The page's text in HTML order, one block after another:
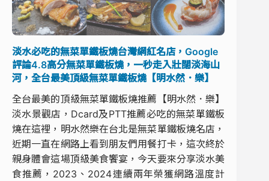
淡水必吃的無菜單鐵板燒台灣網紅名店，Google
評論4.8高分無菜單鐵板燒，一秒走入壯闊淡海山
河，全台最美頂級無菜單鐵板燒【明水然．樂】
全台最美的頂級無菜單鐵板燒推薦【明水然．樂】
淡水景觀店，Dcard及PTT推薦必吃的無菜單鐵板
燒在這裡，明水然樂在台北是無菜單鐵板燒名店，
近期一直在網路上看到朋友們用餐打卡，這次終於
親身體會這場頂級美食饗宴，今天要來分享淡水美
食推薦，2023、2024連續兩年榮獲網路溫度計